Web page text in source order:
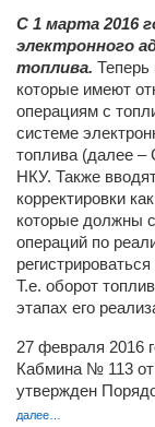
С 1 марта 2016
электронного
топлива.
которые имеют
операциям с
системе
топлива (далее –
НКУ. Также
корректировки
которые должны
операций по
Т.е. оборот
этапах его
27 февраля 2016
Кабмина № 113
утвержден
далее…